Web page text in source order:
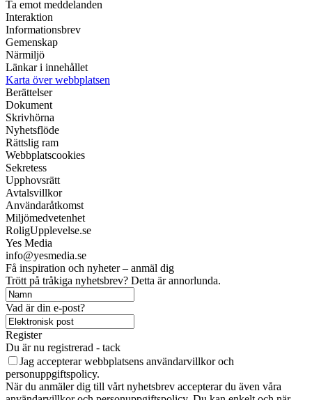
Ta emot meddelanden
Interaktion
Informationsbrev
Gemenskap
Närmiljö
Länkar i innehållet
Karta över webbplatsen
Berättelser
Dokument
Skrivhörna
Nyhetsflöde
Rättslig ram
Webbplatscookies
Sekretess
Upphovsrätt
Avtalsvillkor
Användaråtkomst
Miljömedvetenhet
RoligUpplevelse.se
Yes Media
info@yesmedia.se
Få inspiration och nyheter – anmäl dig
Trött på tråkiga nyhetsbrev? Detta är annorlunda.
Vad är din e-post?
Register
Du är nu registrerad - tack
Jag accepterar webbplatsens användarvillkor och
personuppgiftspolicy.
När du anmäler dig till vårt nyhetsbrev accepterar du även våra